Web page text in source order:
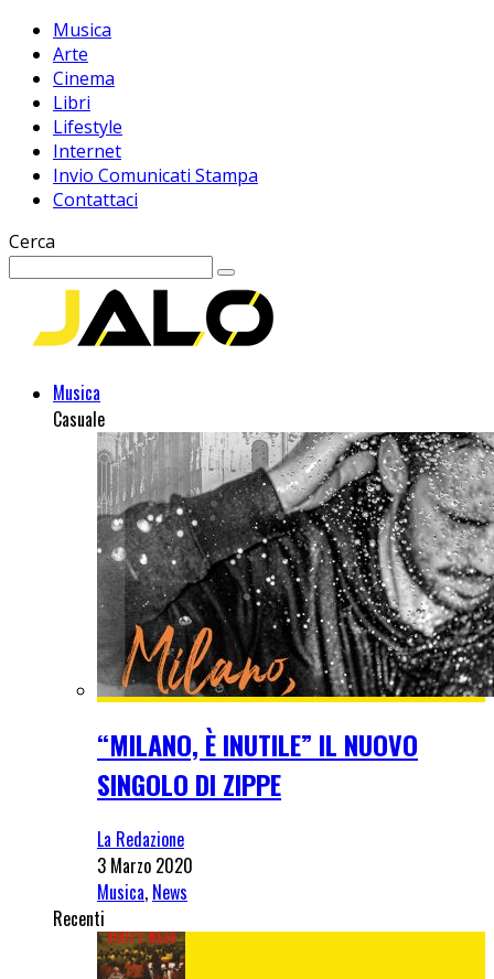
Musica
Arte
Cinema
Libri
Lifestyle
Internet
Invio Comunicati Stampa
Contattaci
Cerca
Musica
Casuale
“MILANO, È INUTILE” IL NUOVO
SINGOLO DI ZIPPE
La Redazione
3 Marzo 2020
Musica, News
Recenti